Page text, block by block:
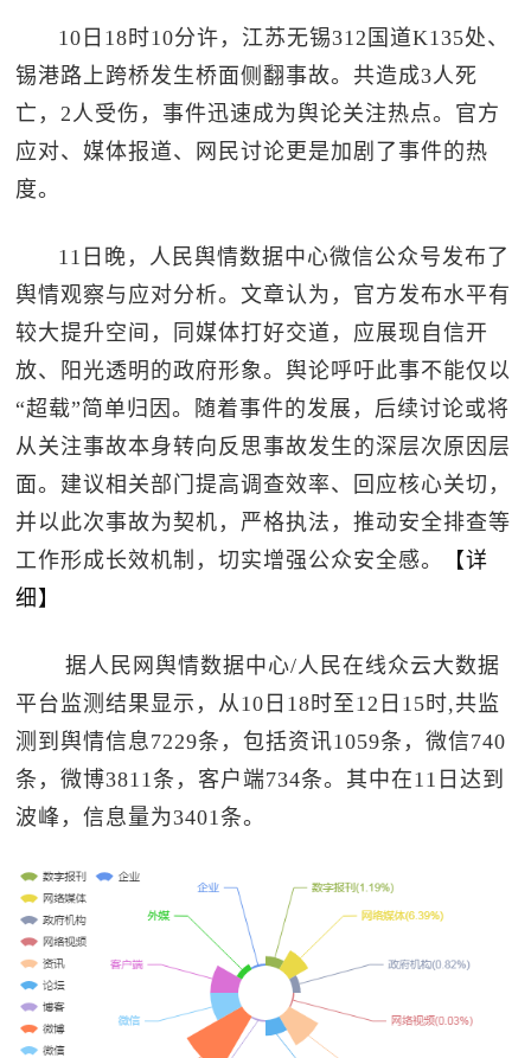
10日18时10分许，江苏无锡312国道K135处、
锡港路上跨桥发生桥面侧翻事故。共造成3人死
亡，2人受伤，事件迅速成为舆论关注热点。官方
应对、媒体报道、网民讨论更是加剧了事件的热
度。
11日晚，人民舆情数据中心微信公众号发布了
舆情观察与应对分析。文章认为，官方发布水平有
较大提升空间，同媒体打好交道，应展现自信开
放、阳光透明的政府形象。舆论呼吁此事不能仅以
“超载”简单归因。随着事件的发展，后续讨论或将
从关注事故本身转向反思事故发生的深层次原因层
面。建议相关部门提高调查效率、回应核心关切，
并以此次事故为契机，严格执法，推动安全排查等
工作形成长效机制，切实增强公众安全感。
【详
细】
据人民网舆情数据中心/人民在线众云大数据
平台监测结果显示，从10日18时至12日15时,共监
测到舆情信息7229条，包括资讯1059条，微信740
条，微博3811条，客户端734条。其中在11日达到
波峰，信息量为3401条。